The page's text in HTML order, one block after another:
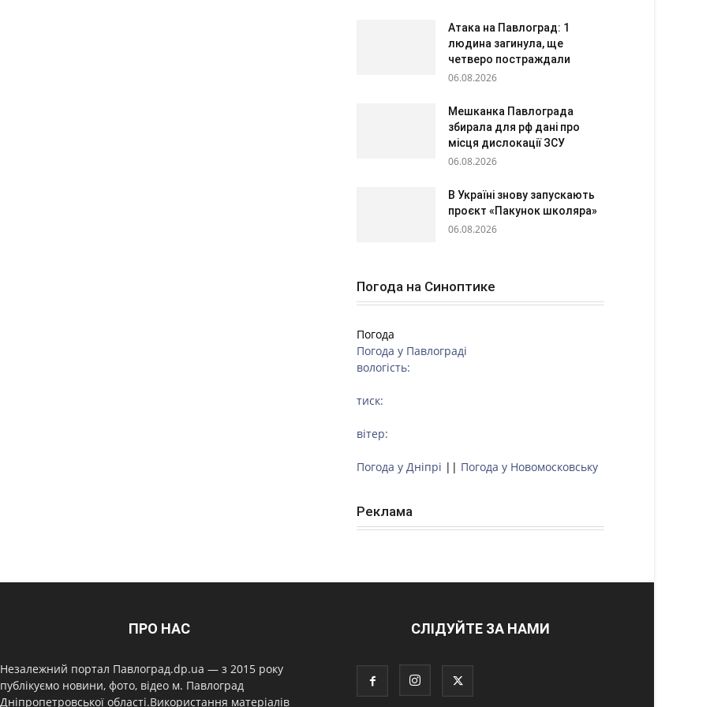
Атака на Павлоград: 1
людина загинула, ще
четверо постраждали
06.08.2026
Мешканка Павлограда
збирала для рф дані про
місця дислокації ЗСУ
06.08.2026
В Україні знову запускають
проєкт «Пакунок школяра»
06.08.2026
Погода на Синоптике
Погода
Погода у Павлограді
вологість:
тиск:
вітер:
Погода у Дніпрі || Погода у Новомосковську
Реклама
ПРО НАС
Незалежний портал Павлоград.dp.ua — з 2015 року
публікуємо новини, фото, відео м. Павлоград
Дніпропетровської області.Використання матеріалів
СЛІДУЙТЕ ЗА НАМИ